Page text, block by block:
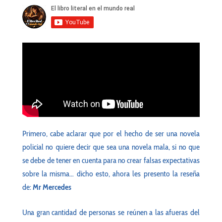
Primero, cabe aclarar que por el hecho de ser una novela
policial no quiere decir que sea una novela mala, si no que
se debe de tener en cuenta para no crear falsas expectativas
sobre la misma… dicho esto, ahora les presento la reseña
de:Mr Mercedes
Una gran cantidad de personas se reúnen a las afueras del